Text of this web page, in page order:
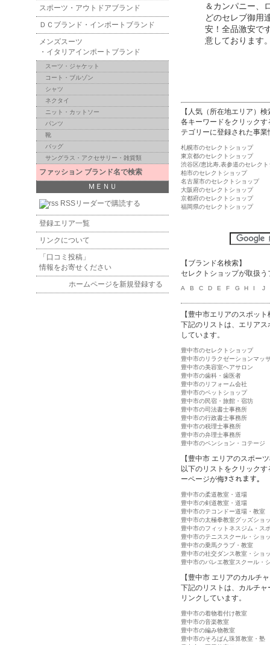
＆カンパニー、
どのセレブ御用
安！全品激安で
意しております
【人気（所在地エリア）
各キーワードをクリック
テゴリーに登録された事
札幌市のセレクトショップ
東京都のセレクトショップ
渋谷区/恵比寿,表参道のセレク
柏市のセレクトショップ
名古屋市のセレクトショップ
大阪府のセレクトショップ
京都府のセレクトショップ
福岡県のセレクトショップ
【ブランド名検索】
セレクトショップが取扱
A B C D E F G H I J
【豊中市エリアのスポッ
下記のリストは、エリア
しています。
豊中市のセレクトショップ
豊中市のリラクゼーションマッ
豊中市の美容室ヘアサロン
豊中市の歯科・歯医者
豊中市のリフォーム会社
豊中市のペットショップ
豊中市の民宿・旅館・宿坊
豊中市の司法書士事務所
豊中市の行政書士事務所
豊中市の税理士事務所
豊中市の弁理士事務所
豊中市のペンション・コテージ
【豊中市 エリアのスポー
以下のリストをクリック
ーページが侮ｦされます。
豊中市の柔道教室・道場
豊中市の剣道教室・道場
豊中市のテコンドー道場・教室
豊中市の太極拳教室グッズショ
豊中市のフィットネスジム・ス
豊中市のテニススクール・ショ
豊中市の乗馬クラブ・教室
豊中市の社交ダンス教室・ショ
豊中市のバレエ教室スクール・
【豊中市 エリアのカルチ
下記のリストは、カルチ
リンクしています。
豊中市の着物着付け教室
豊中市の音楽教室
豊中市の編み物教室
豊中市のそろばん珠算教室・塾
スポーツ・アウトドアブランド
ＤＣブランド・インポートブランド
メンズスーツ
・イタリアインポートブランド
スーツ・ジャケット
コート・ブルゾン
シャツ
ネクタイ
ニット・カットソー
パンツ
靴
バッグ
サングラス・アクセサリー・雑貨類
ファッション ブランド名で検索
ＭＥＮＵ
RSSリーダーで購読する
登録エリア一覧
リンクについて
「口コミ投稿」
情報をお寄せください
ホームページを新規登録する